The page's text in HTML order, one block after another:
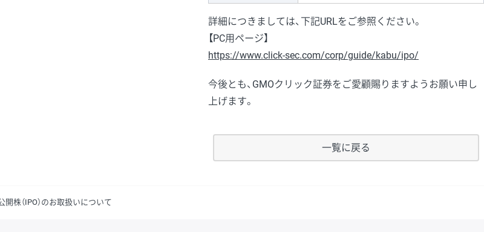
詳細につきましては、下記URLをご参照ください。
【PC用ページ】
https://www.click-sec.com/corp/guide/kabu/ipo/
今後とも、GMOクリック証券をご愛顧賜りますようお願い申し
上げます。
一覧に戻る
株（IPO）のお取扱いについて